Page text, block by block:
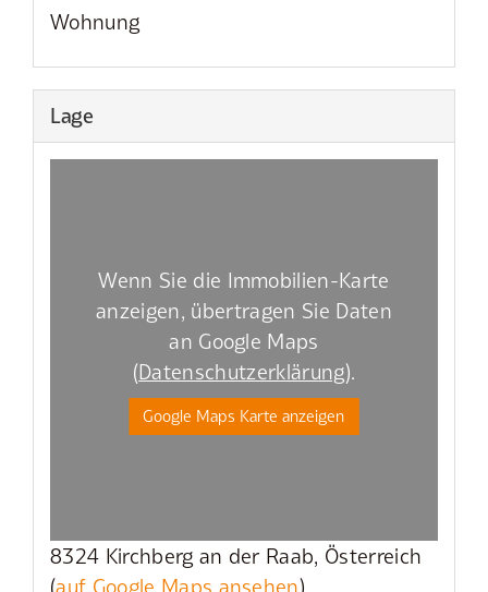
Wohnung
Lage
Wenn Sie die Immobilien-Karte
anzeigen, übertragen Sie Daten
an Google Maps
(Datenschutzerklärung).
Google Maps Karte anzeigen
8324 Kirchberg an der Raab, Österreich
(auf Google Maps ansehen)